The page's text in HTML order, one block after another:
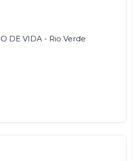
DE VIDA - Rio Verde